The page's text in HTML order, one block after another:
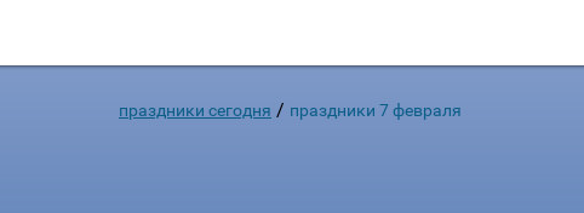
праздники сегодня / праздники 7 февраля